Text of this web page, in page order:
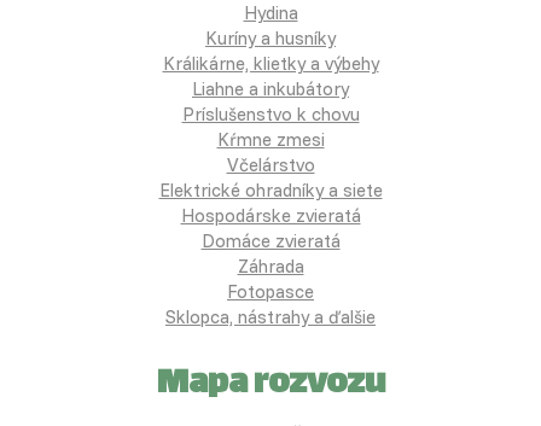
Hydina
Kuríny a husníky
Králikárne, klietky a výbehy
Liahne a inkubátory
Príslušenstvo k chovu
Kŕmne zmesi
Včelárstvo
Elektrické ohradníky a siete
Hospodárske zvieratá
Domáce zvieratá
Záhrada
Fotopasce
Sklopca, nástrahy a ďalšie
Mapa rozvozu